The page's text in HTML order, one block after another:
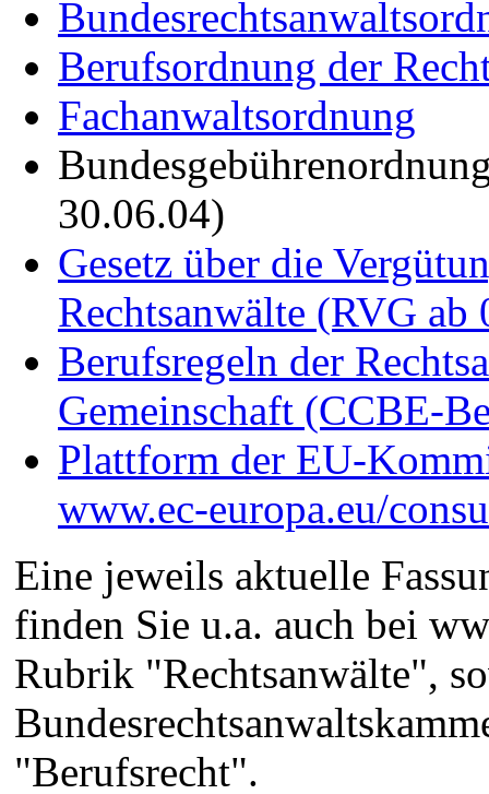
Berufsordnung der
Fachanwaltsordnung
30.06.04)
Gesetz über die
Rechtsanwälte (RVG ab
Berufsregeln der
Gemeinschaft (CCBE-
Plattform der EU-
www.ec-europa.eu/
Eine jeweils aktuelle
finden Sie u.a. auch bei
Rubrik "Rechtsanwälte",
"Berufsrecht".